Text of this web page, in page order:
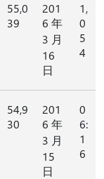
55,0
39
201
6 年
3 月
16
日
1,
0
5
4
54,9
30
201
6 年
3 月
15
日
0
6:
1
6